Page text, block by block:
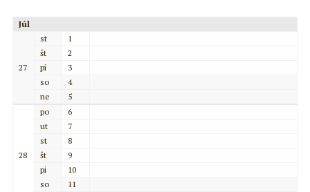
Júl
27
st
1
št
2
pi
3
so
4
ne
5
28
po
6
ut
7
st
8
št
9
pi
10
so
11